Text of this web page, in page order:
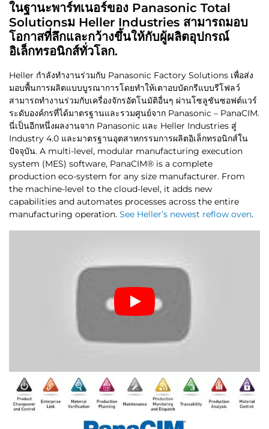
ในฐานะพาร์ทเนอร์ของ Panasonic Total
Solutionsม Heller Industries สามารถมอบ
โอกาสที่ลึกและกว้างขึ้นให้กับผู้ผลิตอุปกรณ์
อิเล็กทรอนิกส์ทั่วโลก.
Heller กำลังทำงานร่วมกับ Panasonic Factory Solutions เพื่อส่ง
มอบพื้นการผลิตแบบบูรณาการโดยทำให้เตาอบบัดกรีแบบรีโฟลว์
สามารถทำงานร่วมกับเครื่องจักรอัตโนมัติอื่นๆ ผ่านโซลูชันซอฟต์แวร์
ระดับองค์กรที่ได้มาตรฐานและรวมศูนย์จาก Panasonic – PanaCIM.
นี่เป็นอีกหนึ่งผลงานจาก Panasonic และ Heller Industries สู่
Industry 4.0 และมาตรฐานอุตสาหกรรมการผลิตอิเล็กทรอนิกส์ใน
ปัจจุบัน. A multi-level, modular manufacturing execution
system (MES) software, PanaCIM® is a complete
production eco-system for any size manufacturer. From
the machine-level to the cloud-level, it adds new
capabilities and automates processes across the entire
manufacturing operation. See Heller’s newest reflow oven.